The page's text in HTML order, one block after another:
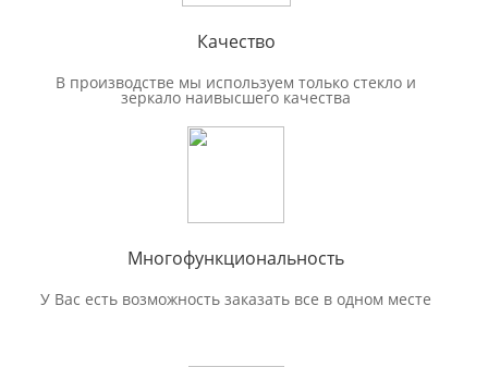
Качество
В производстве мы используем только стекло и
зеркало наивысшего качества
Многофункциональность
У Вас есть возможность заказать все в одном месте